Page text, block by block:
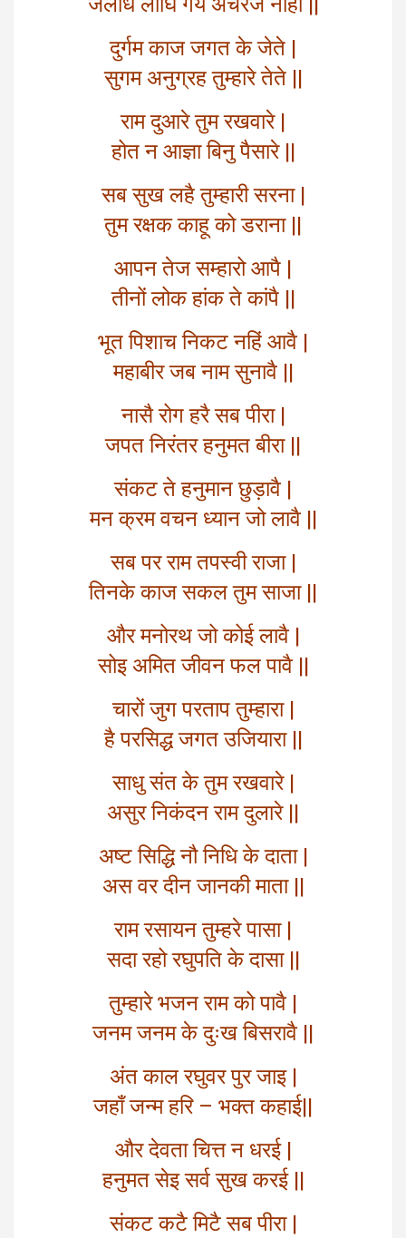
दुर्गम काज जगत के जेते |
सुगम अनुग्रह तुम्हारे तेते ||
राम दुआरे तुम रखवारे |
होत न आज्ञा बिनु पैसारे ||
सब सुख लहै तुम्हारी सरना |
तुम रक्षक काहू को डराना ||
आपन तेज सम्हारो आपै |
तीनों लोक हांक ते कांपै ||
भूत पिशाच निकट नहिं आवै |
महाबीर जब नाम सुनावै ||
नासै रोग हरै सब पीरा |
जपत निरंतर हनुमत बीरा ||
संकट ते हनुमान छुड़ावै |
मन क्रम वचन ध्यान जो लावै ||
सब पर राम तपस्वी राजा |
तिनके काज सकल तुम साजा ||
और मनोरथ जो कोई लावै |
सोइ अमित जीवन फल पावै ||
चारों जुग परताप तुम्हारा |
है परसिद्ध जगत उजियारा ||
साधु संत के तुम रखवारे |
असुर निकंदन राम दुलारे ||
अष्ट सिद्धि नौ निधि के दाता |
अस वर दीन जानकी माता ||
राम रसायन तुम्हरे पासा |
सदा रहो रघुपति के दासा ||
तुम्हारे भजन राम को पावै |
जनम जनम के दुःख बिसरावै ||
अंत काल रघुवर पुर जाइ |
जहाँ जन्म हरि – भक्त कहाई||
और देवता चित्त न धरई |
हनुमत सेइ सर्व सुख करई ||
संकट कटै मिटै सब पीरा |